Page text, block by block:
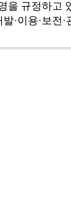
을 규정하고
·이용·보전